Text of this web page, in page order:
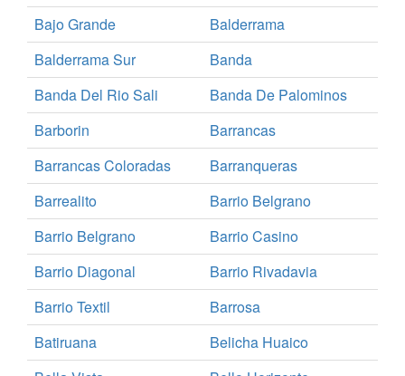
Bajo Grande
Balderrama
Balderrama Sur
Banda
Banda Del Rio Sali
Banda De Palominos
Barborin
Barrancas
Barrancas Coloradas
Barranqueras
Barrealito
Barrio Belgrano
Barrio Belgrano
Barrio Casino
Barrio Diagonal
Barrio Rivadavia
Barrio Textil
Barrosa
Batiruana
Belicha Huaico